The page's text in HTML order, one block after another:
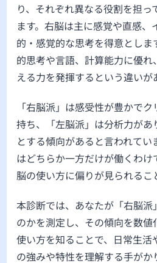
り、それぞれ異なる役割を担
ます。右脳は主に感覚や直感
的・感覚的な思考を得意とし
的思考や言語、計算能力に優
える力を発揮するという違いが
「右脳派」は感受性が豊かで
持ち、「左脳派」は分析力が
とする傾向があると言われてい
はどちらか一方だけが働くわけ
脳の使い方に偏りが見られるこ
本診断では、あなたが「右脳
のかを測定し、その傾向を数値
使い方を知ることで、日常生活
の強みや特性を理解する手がか